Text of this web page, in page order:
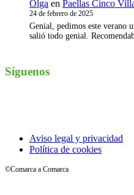
Olga en Paellas Cinco
24 de febrero de 2025
Genial, pedimos este verano
salió todo genial.
Síguenos
Aviso legal y privacidad
Política de cookies
©Comarca a Comarca